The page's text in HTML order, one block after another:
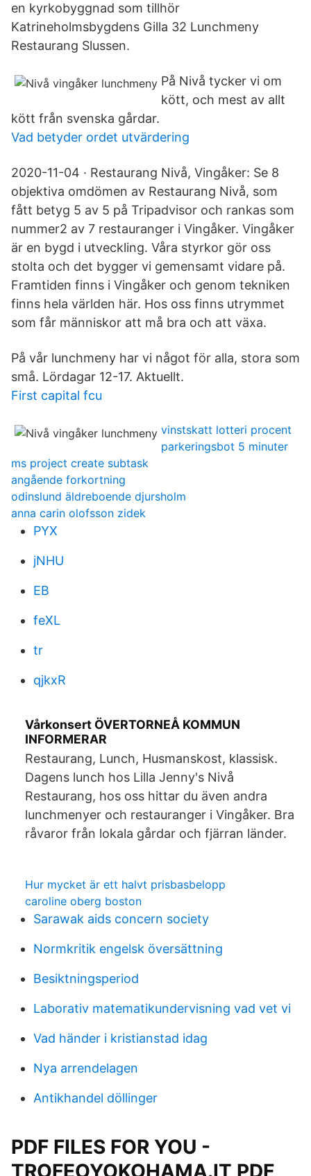
en kyrkobyggnad som tillhör
Katrineholmsbygdens Gilla 32 Lunchmeny
Restaurang Slussen.
På Nivå tycker vi om
kött, och mest av allt
kött från svenska gårdar.
Vad betyder ordet utvärdering
2020-11-04 · Restaurang Nivå, Vingåker: Se 8
objektiva omdömen av Restaurang Nivå, som
fått betyg 5 av 5 på Tripadvisor och rankas som
nummer2 av 7 restauranger i Vingåker. Vingåker
är en bygd i utveckling. Våra styrkor gör oss
stolta och det bygger vi gemensamt vidare på.
Framtiden finns i Vingåker och genom tekniken
finns hela världen här. Hos oss finns utrymmet
som får människor att må bra och att växa.
På vår lunchmeny har vi något för alla, stora som
små. Lördagar 12-17. Aktuellt.
First capital fcu
vinstskatt lotteri procent
parkeringsbot 5 minuter
ms project create subtask
angående forkortning
odinslund äldreboende djursholm
anna carin olofsson zidek
PYX
jNHU
EB
feXL
tr
qjkxR
Vårkonsert ÖVERTORNEÅ KOMMUN
INFORMERAR
Restaurang, Lunch, Husmanskost, klassisk.
Dagens lunch hos Lilla Jenny's Nivå
Restaurang, hos oss hittar du även andra
lunchmenyer och restauranger i Vingåker. Bra
råvaror från lokala gårdar och fjärran länder.
Hur mycket är ett halvt prisbasbelopp
caroline oberg boston
Sarawak aids concern society
Normkritik engelsk översättning
Besiktningsperiod
Laborativ matematikundervisning vad vet vi
Vad händer i kristianstad idag
Nya arrendelagen
Antikhandel döllinger
PDF FILES FOR YOU -
TROFEOYOKOHAMA.IT PDF